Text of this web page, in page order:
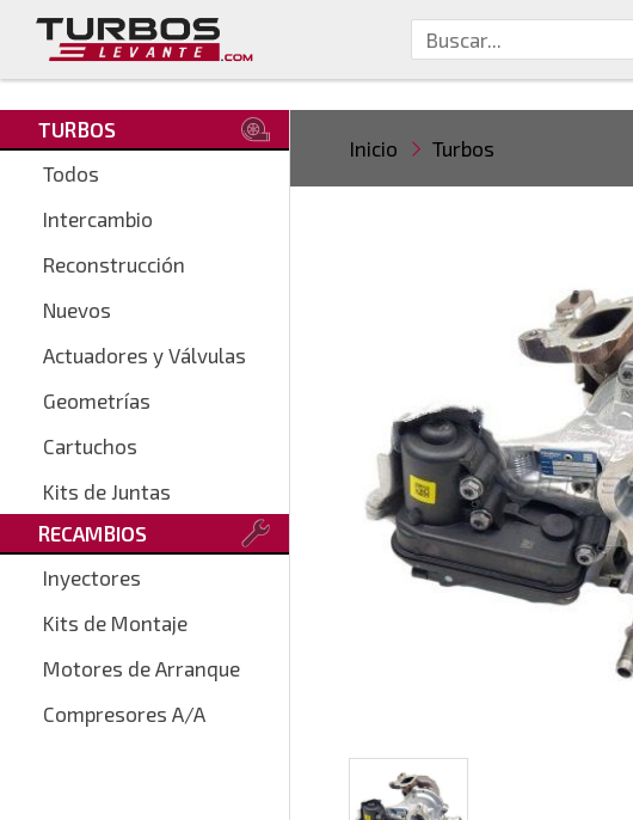
TURBOS
Todos
Intercambio
Reconstrucción
Nuevos
Actuadores y Válvulas
Geometrías
Cartuchos
Kits de Juntas
RECAMBIOS
Inyectores
Kits de Montaje
Motores de Arranque
Compresores A/A
Inicio Turbos